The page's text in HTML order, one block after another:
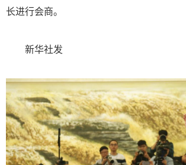
长进行会商。
新华社发